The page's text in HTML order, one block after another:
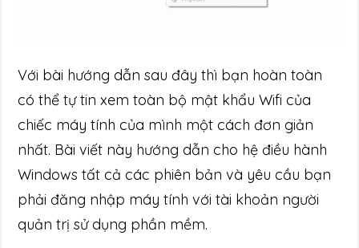
Với bài hướng dẫn sau đây thì bạn hoàn toàn
có thể tự tin xem toàn bộ mật khẩu Wifi của
chiếc máy tính của mình một cách đơn giản
nhất. Bài viết này hướng dẫn cho hệ điều hành
Windows tất cả các phiên bản và yêu cầu bạn
phải đăng nhập máy tính với tài khoản người
quản trị sử dụng phần mềm.